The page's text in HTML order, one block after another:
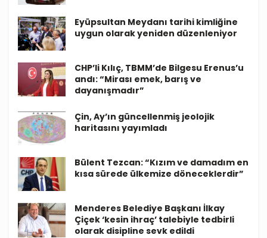
Eyüpsultan Meydanı tarihi kimliğine
uygun olarak yeniden düzenleniyor
CHP’li Kılıç, TBMM’de Bilgesu Erenus’u
andı: “Mirası emek, barış ve
dayanışmadır”
Çin, Ay’ın güncellenmiş jeolojik
haritasını yayımladı
Bülent Tezcan: “Kızım ve damadım en
kısa sürede ülkemize döneceklerdir”
Menderes Belediye Başkanı İlkay
Çiçek ‘kesin ihraç’ talebiyle tedbirli
olarak disipline sevk edildi